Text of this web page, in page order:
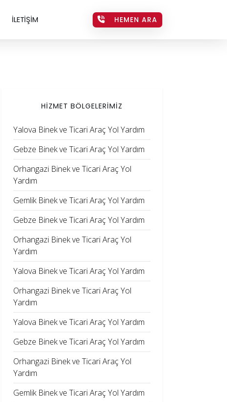
İLETİŞİM HEMEN ARA
HİZMET BÖLGELERİMİZ
Yalova Binek ve Ticari Araç Yol Yardım
Gebze Binek ve Ticari Araç Yol Yardım
Orhangazi Binek ve Ticari Araç Yol
Yardım
Gemlik Binek ve Ticari Araç Yol Yardım
Gebze Binek ve Ticari Araç Yol Yardım
Orhangazi Binek ve Ticari Araç Yol
Yardım
Yalova Binek ve Ticari Araç Yol Yardım
Orhangazi Binek ve Ticari Araç Yol
Yardım
Yalova Binek ve Ticari Araç Yol Yardım
Gebze Binek ve Ticari Araç Yol Yardım
Orhangazi Binek ve Ticari Araç Yol
Yardım
Gemlik Binek ve Ticari Araç Yol Yardım